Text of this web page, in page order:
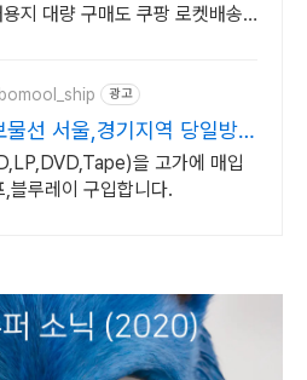
지 대량 구매도 쿠팡 로켓배송
광고
선 서울,경기지역 당일방문
블루레이 구입합니다.